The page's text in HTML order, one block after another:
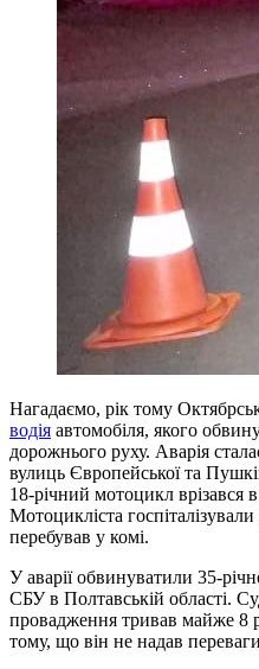
Нагадаємо, рік тому
водія автомобіля, якого
дорожнього руху. Аварія
вулиць Європейської та
18-річний мотоцикл врізався
Мотоцикліста
перебував у комі.
У аварії обвинуватили 35-
СБУ в Полтавській області.
провадження тривав майже 8
тому, що він не надав